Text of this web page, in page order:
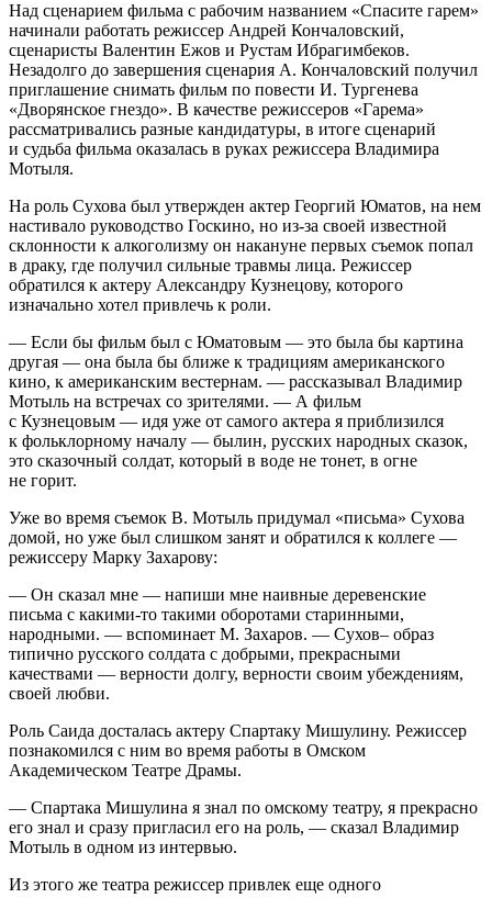
Над сценарием фильма с рабочим названием «Спасите гарем»
начинали работать режиссер Андрей Кончаловский,
сценаристы Валентин Ежов и Рустам Ибрагимбеков.
Незадолго до завершения сценария А. Кончаловский получил
приглашение снимать фильм по повести И. Тургенева
«Дворянское гнездо». В качестве режиссеров «Гарема»
рассматривались разные кандидатуры, в итоге сценарий
и судьба фильма оказалась в руках режиссера Владимира
Мотыля.
На роль Сухова был утвержден актер Георгий Юматов, на нем
настивало руководство Госкино, но из-за своей известной
склонности к алкоголизму он накануне первых съемок попал
в драку, где получил сильные травмы лица. Режиссер
обратился к актеру Александру Кузнецову, которого
изначально хотел привлечь к роли.
— Если бы фильм был с Юматовым — это была бы картина
другая — она была бы ближе к традициям американского
кино, к американским вестернам. — рассказывал Владимир
Мотыль на встречах со зрителями. — А фильм
с Кузнецовым — идя уже от самого актера я приблизился
к фольклорному началу — былин, русских народных сказок,
это сказочный солдат, который в воде не тонет, в огне
не горит.
Уже во время съемок В. Мотыль придумал «письма» Сухова
домой, но уже был слишком занят и обратился к коллеге —
режиссеру Марку Захарову:
— Он сказал мне — напиши мне наивные деревенские
письма с какими-то такими оборотами старинными,
народными. — вспоминает М. Захаров. — Сухов– образ
типично русского солдата с добрыми, прекрасными
качествами — верности долгу, верности своим убеждениям,
своей любви.
Роль Саида досталась актеру Спартаку Мишулину. Режиссер
познакомился с ним во время работы в Омском
Академическом Театре Драмы.
— Спартака Мишулина я знал по омскому театру, я прекрасно
его знал и сразу пригласил его на роль, — сказал Владимир
Мотыль в одном из интервью.
Из этого же театра режиссер привлек еще одного